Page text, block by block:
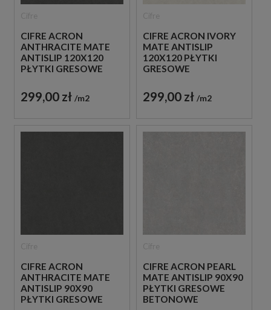
CIFRE ACRON
ANTHRACITE MATE
ANTISLIP 120X120
PŁYTKI GRESOWE
299,00 zł m2
CIFRE ACRON IVORY
MATE ANTISLIP
120X120 PŁYTKI
GRESOWE
299,00 zł m2
CIFRE ACRON
ANTHRACITE MATE
ANTISLIP 90X90
PŁYTKI GRESOWE
CIFRE ACRON PEARL
MATE ANTISLIP 90X90
PŁYTKI GRESOWE
BETONOWE